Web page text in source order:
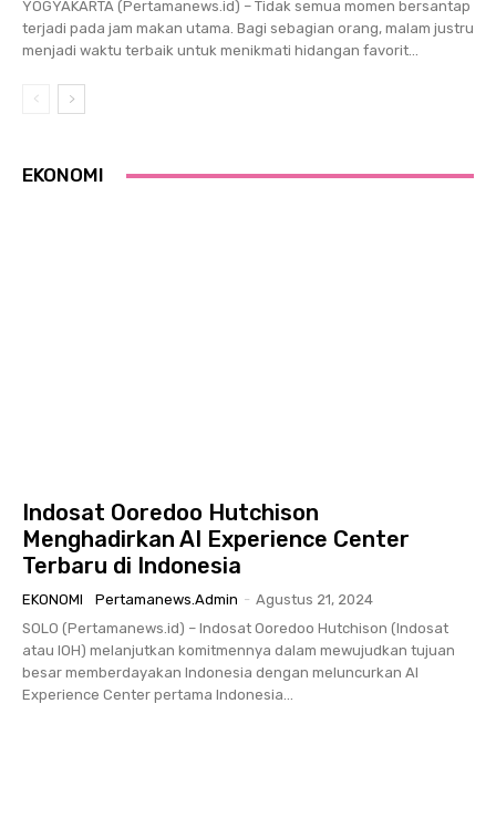
YOGYAKARTA (Pertamanews.id) – Tidak semua momen bersantap
terjadi pada jam makan utama. Bagi sebagian orang, malam justru
menjadi waktu terbaik untuk menikmati hidangan favorit...
EKONOMI
Indosat Ooredoo Hutchison
Menghadirkan AI Experience Center
Terbaru di Indonesia
EKONOMI Pertamanews.admin - Agustus 21, 2024
SOLO (Pertamanews.id) – Indosat Ooredoo Hutchison (Indosat
atau IOH) melanjutkan komitmennya dalam mewujudkan tujuan
besar memberdayakan Indonesia dengan meluncurkan AI
Experience Center pertama Indonesia...